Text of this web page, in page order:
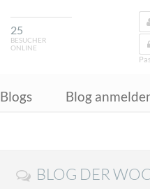
25
BESUCHER
ONLINE
Blog
BLOG DER